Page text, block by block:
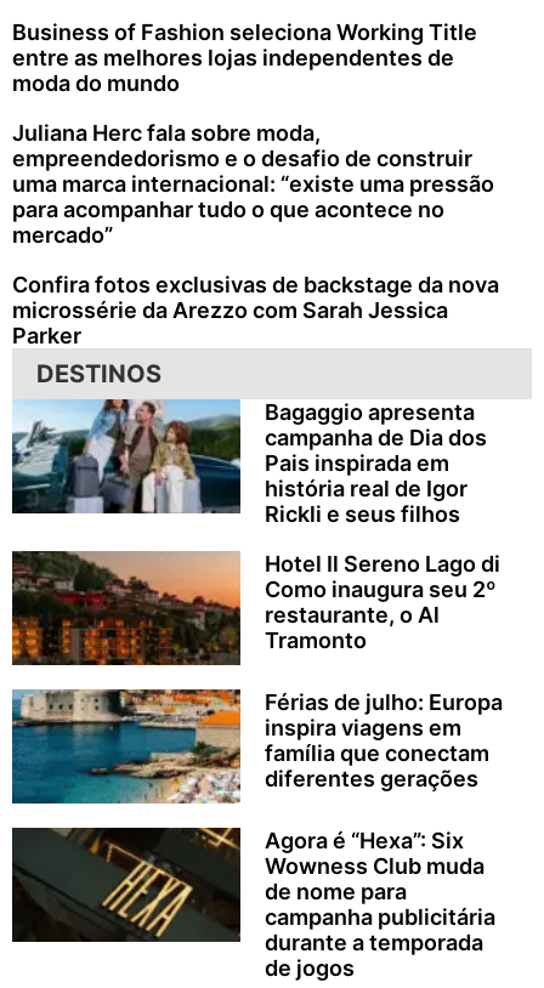
Business of Fashion seleciona Working Title
entre as melhores lojas independentes de
moda do mundo
Juliana Herc fala sobre moda,
empreendedorismo e o desafio de construir
uma marca internacional: “existe uma pressão
para acompanhar tudo o que acontece no
mercado”
Confira fotos exclusivas de backstage da nova
microssérie da Arezzo com Sarah Jessica
Parker
DESTINOS
Bagaggio apresenta
campanha de Dia dos
Pais inspirada em
história real de Igor
Rickli e seus filhos
Hotel Il Sereno Lago di
Como inaugura seu 2º
restaurante, o Al
Tramonto
Férias de julho: Europa
inspira viagens em
família que conectam
diferentes gerações
Agora é “Hexa”: Six
Wowness Club muda
de nome para
campanha publicitária
durante a temporada
de jogos